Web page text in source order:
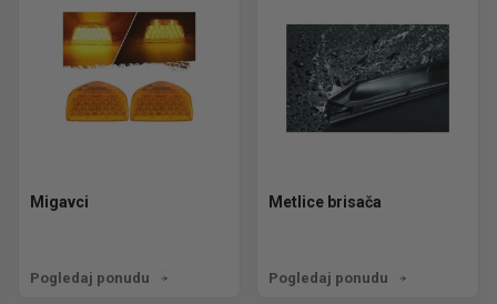
Migavci
Pogledaj ponudu
Metlice brisača
Pogledaj ponudu